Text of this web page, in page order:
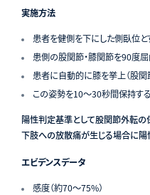
実施方法
患者を健側を下にした側臥位と
患側の股関節・膝関節を90度
患者に自動的に膝を挙上（股関
この姿勢を10〜30秒間保持する
陽性判定基準として股関節外転
下肢への放散痛が生じる場合に陽
エビデンスデータ
感度（約70〜75%）